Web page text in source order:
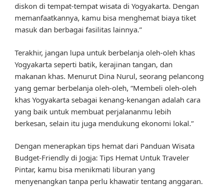
diskon di tempat-tempat wisata di Yogyakarta. Dengan
memanfaatkannya, kamu bisa menghemat biaya tiket
masuk dan berbagai fasilitas lainnya.”
Terakhir, jangan lupa untuk berbelanja oleh-oleh khas
Yogyakarta seperti batik, kerajinan tangan, dan
makanan khas. Menurut Dina Nurul, seorang pelancong
yang gemar berbelanja oleh-oleh, “Membeli oleh-oleh
khas Yogyakarta sebagai kenang-kenangan adalah cara
yang baik untuk membuat perjalananmu lebih
berkesan, selain itu juga mendukung ekonomi lokal.”
Dengan menerapkan tips hemat dari Panduan Wisata
Budget-Friendly di Jogja: Tips Hemat Untuk Traveler
Pintar, kamu bisa menikmati liburan yang
menyenangkan tanpa perlu khawatir tentang anggaran.